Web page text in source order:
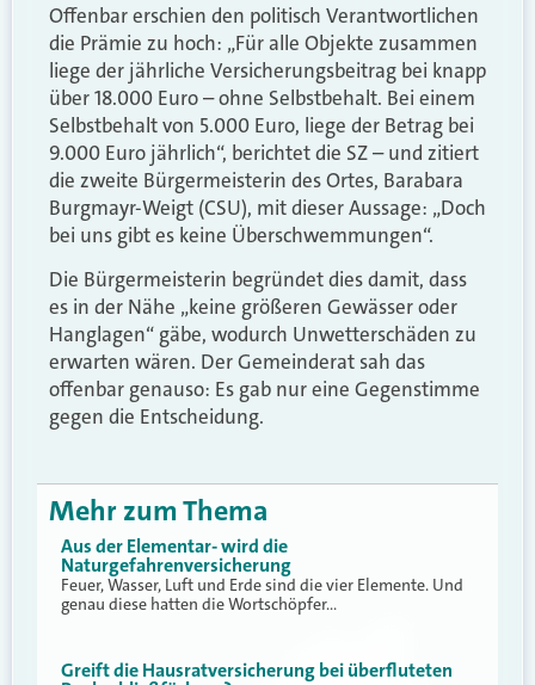
Offenbar erschien den politisch Verantwortlichen
die Prämie zu hoch: „Für alle Objekte zusammen
liege der jährliche Versicherungsbeitrag bei knapp
über 18.000 Euro – ohne Selbstbehalt. Bei einem
Selbstbehalt von 5.000 Euro, liege der Betrag bei
9.000 Euro jährlich“, berichtet die SZ – und zitiert
die zweite Bürgermeisterin des Ortes, Barabara
Burgmayr-Weigt (CSU), mit dieser Aussage: „Doch
bei uns gibt es keine Überschwemmungen“.
Die Bürgermeisterin begründet dies damit, dass
es in der Nähe „keine größeren Gewässer oder
Hanglagen“ gäbe, wodurch Unwetterschäden zu
erwarten wären. Der Gemeinderat sah das
offenbar genauso: Es gab nur eine Gegenstimme
gegen die Entscheidung.
Mehr zum Thema
Aus der Elementar- wird die
Naturgefahrenversicherung
Feuer, Wasser, Luft und Erde sind die vier Elemente. Und
genau diese hatten die Wortschöpfer…
Greift die Hausratversicherung bei überfluteten